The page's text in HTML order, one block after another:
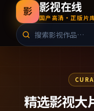
影 影视在线
国产高清·正版片
精选影视大